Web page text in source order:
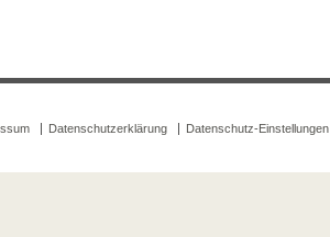
Datenschutzerklärung Datenschutz-Einstellungen